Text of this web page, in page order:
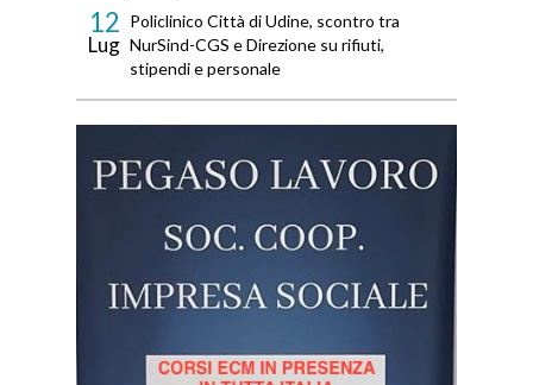
12
Lug
Policlinico Città di Udine, scontro tra
NurSind-CGS e Direzione su rifiuti,
stipendi e personale